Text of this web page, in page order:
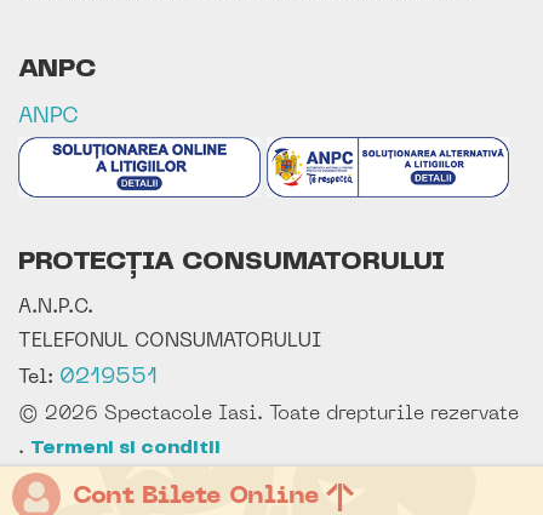
Cont Bilete Online
ANPC
ANPC
PROTECȚIA CONSUMATORULUI
A.N.P.C.
TELEFONUL CONSUMATORULUI
Tel: 0219551
© 2026 Spectacole Iasi. Toate drepturile rezervate
. Termeni si conditii